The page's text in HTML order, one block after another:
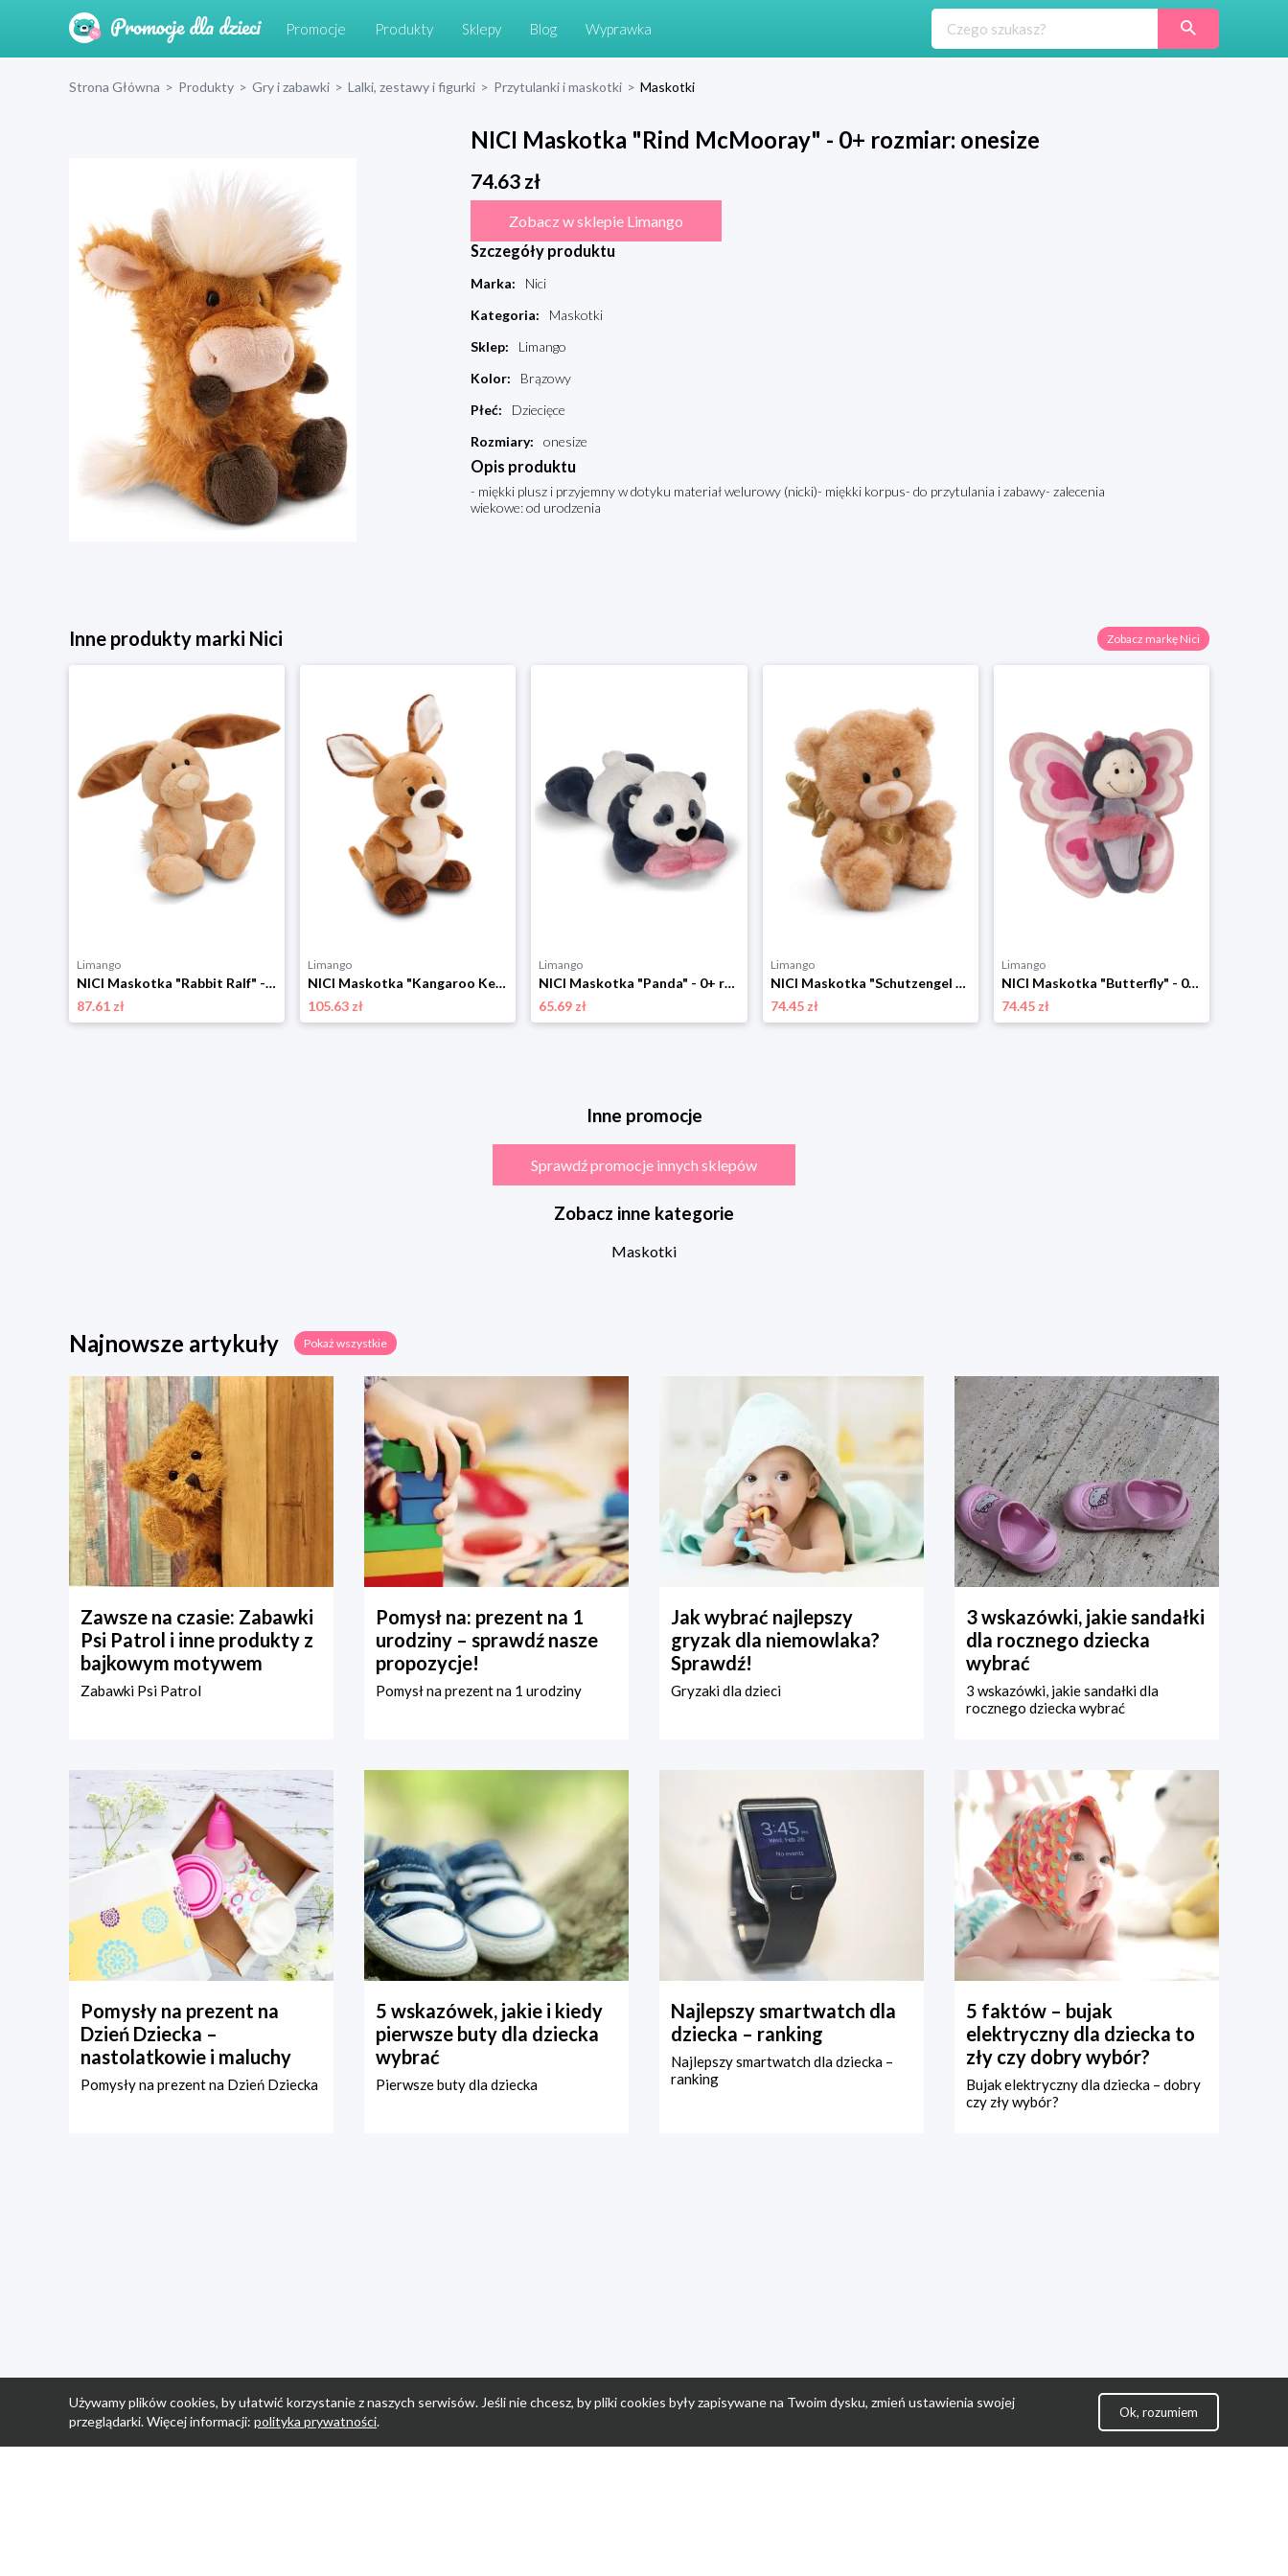
Promocje Produkty Sklepy Blog Wyprawka
Strona Główna > Produkty > Gry i zabawki > Lalki, zestawy i figurki > Przytulanki i maskotki > Maskotki
NICI Maskotka "Rind McMooray" - 0+ rozmiar: onesize
74.63zł
Zobacz w sklepie Limango
Szczegóły produktu
Marka:
Nici
Kategoria:
Maskotki
Sklep:
Limango
Kolor:
Brązowy
Płeć:
Dziecięce
Rozmiary: onesize
Opis produktu
- miękki plusz i przyjemny w dotyku materiał welurowy (nicki)- miękki korpus- do przytulania i zabawy- zalecenia
wiekowe: od urodzenia
Inne produkty marki Nici Zobacz markę Nici
Limango
NICI Maskotka "Rabbit Ralf" - 0+ rozmiar: onesize
87.61 zł
Limango
NICI Maskotka "Kangaroo Kelly" - 0+ rozmiar: onesize
105.63 zł
Limango
NICI Maskotka "Panda" - 0+ rozmiar: onesize
65.69 zł
Limango
NICI Maskotka "Schutzengel Bear" - 0+ rozmiar: onesize
74.45 zł
Limango
NICI Maskotka "Butterfly" - 0+ rozmiar: onesize
74.45 zł
Inne promocje
Sprawdź promocje innych sklepów
Zobacz inne kategorie
Maskotki
Najnowsze artykuły Pokaż wszystkie
Zawsze na czasie: Zabawki
Psi Patrol i inne produkty z
bajkowym motywem
Zabawki Psi Patrol
Pomysł na: prezent na 1
urodziny – sprawdź nasze
propozycje!
Pomysł na prezent na 1 urodziny
Jak wybrać najlepszy
gryzak dla niemowlaka?
Sprawdź!
Gryzaki dla dzieci
3 wskazówki, jakie sandałki
dla rocznego dziecka
wybrać
3 wskazówki, jakie sandałki dla
rocznego dziecka wybrać
Pomysły na prezent na
Dzień Dziecka –
nastolatkowie i maluchy
Pomysły na prezent na Dzień Dziecka
5 wskazówek, jakie i kiedy
pierwsze buty dla dziecka
wybrać
Pierwsze buty dla dziecka
Najlepszy smartwatch dla
dziecka – ranking
Najlepszy smartwatch dla dziecka –
ranking
5 faktów – bujak
elektryczny dla dziecka to
zły czy dobry wybór?
Bujak elektryczny dla dziecka – dobry
czy zły wybór?
Używamy plików cookies, by ułatwić korzystanie z naszych serwisów. Jeśli nie chcesz, by pliki cookies były zapisywane na Twoim dysku, zmień ustawienia swojej
przeglądarki. Więcej informacji: polityka prywatności.
Ok, rozumiem